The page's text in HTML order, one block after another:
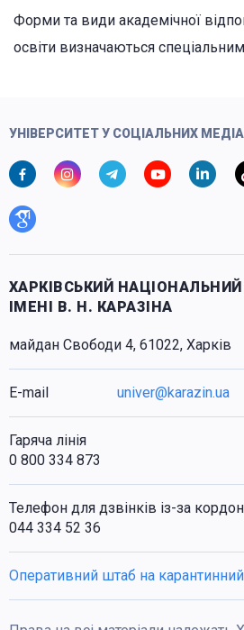
Форми та види академічної
освіти визначаються
УНІВЕРСИТЕТ У СОЦІАЛЬНИХ
ХАРКІВСЬКИЙ
ІМЕНІ В. Н. КАРАЗІНА
майдан Свободи 4, 61022, Харків
E-mail univer@karazin.ua
Гаряча лінія
0 800 334 873
Телефон для дзвінків із-за
044 334 52 36
Оперативний штаб на